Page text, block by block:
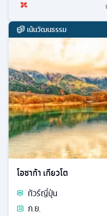
เน้นวัฒนธรรม
โอซาก้า เกียวโต
ทัวร์ญี่ปุ่น
ก.ย.